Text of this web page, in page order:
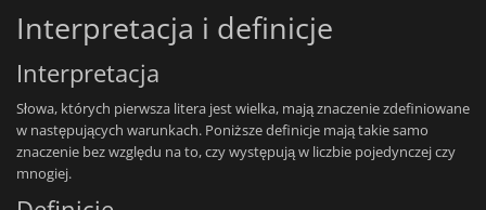
Interpretacja i definicje
Interpretacja
Słowa, których pierwsza litera jest wielka, mają znaczenie zdefiniowane
w następujących warunkach. Poniższe definicje mają takie samo
znaczenie bez względu na to, czy występują w liczbie pojedynczej czy
mnogiej.